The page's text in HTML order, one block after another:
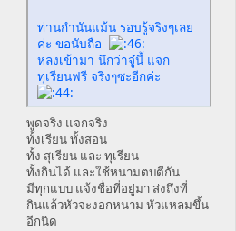
ท่านกำนันแม้น รอบรู้จริงๆเลย
ค่ะ ขอนับถือ
หลงเข้ามา นึกว่าจู๋นี้ แจก
ทุเรียนฟรี จริงๆซะอีกค่ะ
พูดจริง แจกจริง
ทั้งเรียน ทั้งสอน
ทั้ง สุเรียน และ ทุเรียน
ทั้งกินได้ และใช้หนามตบตีกัน
มีทุกแบบ แจ้งชื่อที่อยู่มา ส่งถึงที่
กินแล้วหัวจะงอกหนาม หัวแหลมขึ้น
อีกนิด